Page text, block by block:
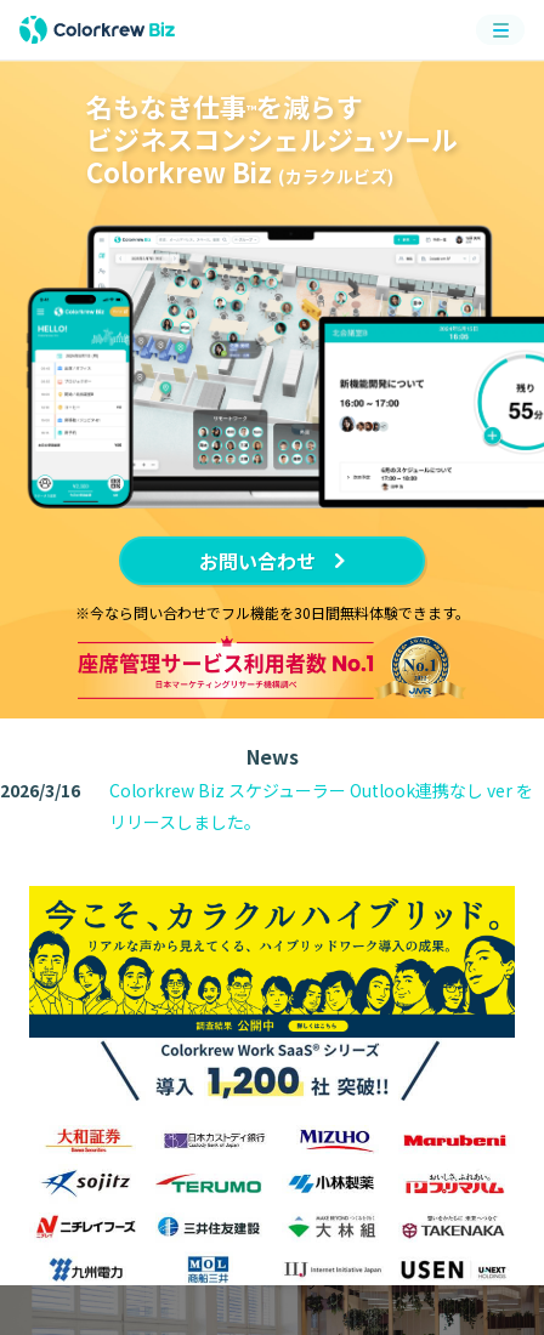
メニ
ュー
名もなき仕事™を減らす
ビジネスコンシェルジュツール
Colorkrew Biz (カラクルビズ)
お問い合わせ
※今なら問い合わせでフル機能を30日間無料体験できます。
News
2026/3/16
Colorkrew Biz スケジューラー Outlook連携なし ver を
リリースしました。